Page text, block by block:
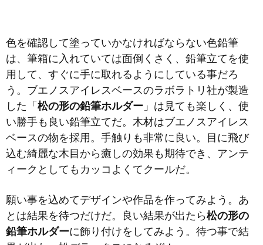
色を確認して塗っていかなければならない色鉛筆
は、筆箱に入れていては面倒くさく、鉛筆立てを使
用して、すぐに手に取れるようにしている事だろ
う。ブエノスアイレスベースのラボラトリ社が製造
した「松の形の鉛筆ホルダー 」は見ても楽しく、使
い勝手も良い鉛筆立てだ。木材はブエノスアイレス
ベースの物を採用。手触りも非常に良い。目に飛び
込む綺麗な木目から癒しの効果も期待でき、アンテ
ィークとしてもカッコよくてクールだ。
願い事を込めてデザインや作品を作ってみよう。あ
とは結果を待つだけだ。良い結果が出たら松の形の
鉛筆ホルダーに飾り付けをしてみよう。待つ事で結